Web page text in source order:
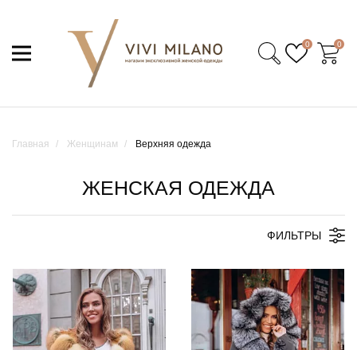
0 0
Главная Женщинам Верхняя одежда
ЖЕНСКАЯ ОДЕЖДА
ФИЛЬТРЫ